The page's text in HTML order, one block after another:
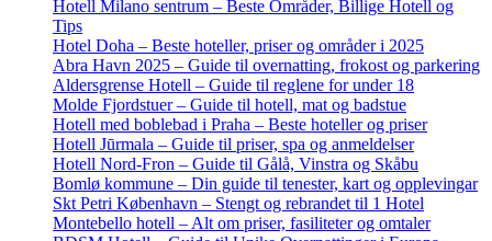
Hotell Milano sentrum – Beste Områder, Billige Hotell og
Tips
Hotel Doha – Beste hoteller, priser og områder i 2025
Abra Havn 2025 – Guide til overnatting, frokost og parkering
Aldersgrense Hotell – Guide til reglene for under 18
Molde Fjordstuer – Guide til hotell, mat og badstue
Hotell med boblebad i Praha – Beste hoteller og priser
Hotell Jūrmala – Guide til priser, spa og anmeldelser
Hotell Nord-Fron – Guide til Gålå, Vinstra og Skåbu
Bomlø kommune – Din guide til tenester, kart og opplevingar
Skt Petri København – Stengt og rebrandet til 1 Hotel
Montebello hotell – Alt om priser, fasiliteter og omtaler